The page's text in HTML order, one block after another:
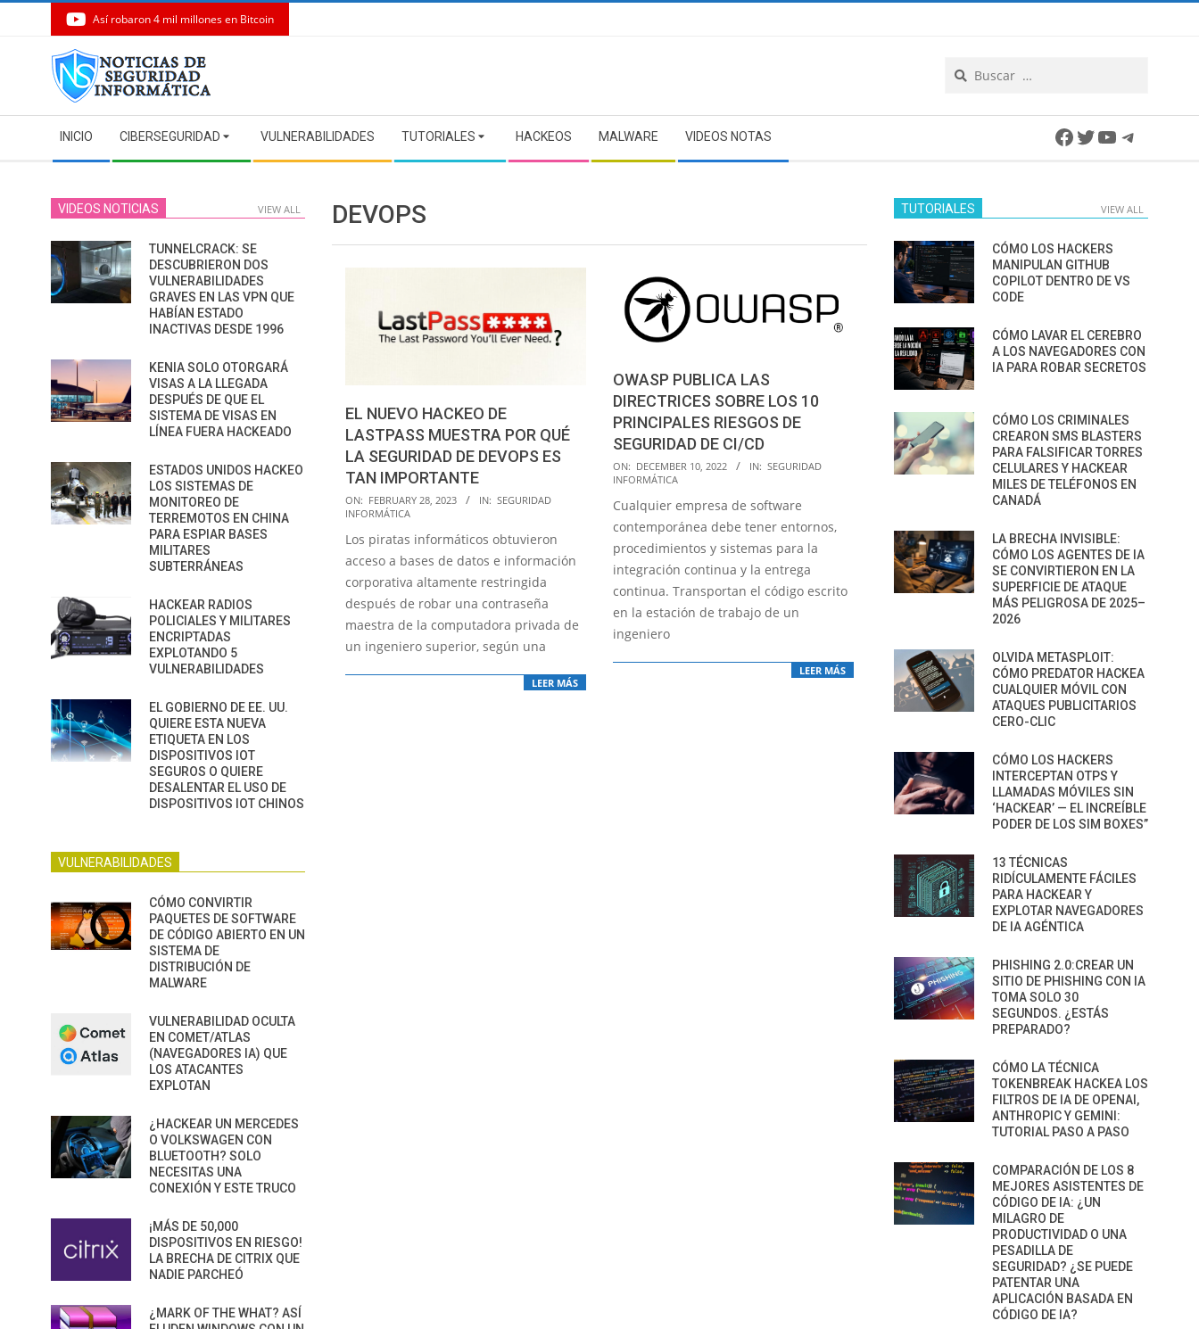
Así robaron 4 mil millones en Bitcoin
Navigation
Menu
INICIO CIBERSEGURIDAD VULNERABILIDADES TUTORIALES HACKEOS MALWARE VIDEOS NOTAS Facebook
Twitter
YouTube
DEVOPS
EL NUEVO HACKEO DE
LASTPASS MUESTRA POR QUÉ
LA SEGURIDAD DE DEVOPS ES
TAN IMPORTANTE
2023-
02-
28
ON: FEBRUARY 28, 2023 IN: SEGURIDAD
INFORMÁTICA
Los piratas informáticos obtuvieron
acceso a bases de datos e información
corporativa altamente restringida
después de robar una contraseña
maestra de la computadora privada de
un ingeniero superior, según una
LEER MÁS
OWASP PUBLICA LAS
DIRECTRICES SOBRE LOS 10
PRINCIPALES RIESGOS DE
SEGURIDAD DE CI/CD
2022-
12-
10
ON: DECEMBER 10, 2022 IN: SEGURIDAD
INFORMÁTICA
Cualquier empresa de software
contemporánea debe tener entornos,
procedimientos y sistemas para la
integración continua y la entrega
continua. Transportan el código escrito
en la estación de trabajo de un
ingeniero
LEER MÁS
VIDEOS NOTICIAS VIEW ALL
TUNNELCRACK: SE
DESCUBRIERON DOS
VULNERABILIDADES
GRAVES EN LAS VPN QUE
HABÍAN ESTADO
INACTIVAS DESDE 1996
KENIA SOLO OTORGARÁ
VISAS A LA LLEGADA
DESPUÉS DE QUE EL
SISTEMA DE VISAS EN
LÍNEA FUERA HACKEADO
ESTADOS UNIDOS HACKEO
LOS SISTEMAS DE
MONITOREO DE
TERREMOTOS EN CHINA
PARA ESPIAR BASES
MILITARES
SUBTERRÁNEAS
HACKEAR RADIOS
POLICIALES Y MILITARES
ENCRIPTADAS
EXPLOTANDO 5
VULNERABILIDADES
EL GOBIERNO DE EE. UU.
QUIERE ESTA NUEVA
ETIQUETA EN LOS
DISPOSITIVOS IOT
SEGUROS O QUIERE
DESALENTAR EL USO DE
DISPOSITIVOS IOT CHINOS
VULNERABILIDADES
CÓMO CONVIRTIR
PAQUETES DE SOFTWARE
DE CÓDIGO ABIERTO EN UN
SISTEMA DE
DISTRIBUCIÓN DE
MALWARE
VULNERABILIDAD OCULTA
EN COMET/ATLAS
(NAVEGADORES IA) QUE
LOS ATACANTES
EXPLOTAN
¿HACKEAR UN MERCEDES
O VOLKSWAGEN CON
BLUETOOTH? SOLO
NECESITAS UNA
CONEXIÓN Y ESTE TRUCO
¡MÁS DE 50,000
DISPOSITIVOS EN RIESGO!
LA BRECHA DE CITRIX QUE
NADIE PARCHEÓ
¿MARK OF THE WHAT? ASÍ
TUTORIALES VIEW ALL
CÓMO LOS HACKERS
MANIPULAN GITHUB
COPILOT DENTRO DE VS
CODE
CÓMO LAVAR EL CEREBRO
A LOS NAVEGADORES CON
IA PARA ROBAR SECRETOS
CÓMO LOS CRIMINALES
CREARON SMS BLASTERS
PARA FALSIFICAR TORRES
CELULARES Y HACKEAR
MILES DE TELÉFONOS EN
CANADÁ
LA BRECHA INVISIBLE:
CÓMO LOS AGENTES DE IA
SE CONVIRTIERON EN LA
SUPERFICIE DE ATAQUE
MÁS PELIGROSA DE 2025–
2026
OLVIDA METASPLOIT:
CÓMO PREDATOR HACKEA
CUALQUIER MÓVIL CON
ATAQUES PUBLICITARIOS
CERO-CLIC
CÓMO LOS HACKERS
INTERCEPTAN OTPS Y
LLAMADAS MÓVILES SIN
‘HACKEAR’ — EL INCREÍBLE
PODER DE LOS SIM BOXES”
13 TÉCNICAS
RIDÍCULAMENTE FÁCILES
PARA HACKEAR Y
EXPLOTAR NAVEGADORES
DE IA AGÉNTICA
PHISHING 2.0:CREAR UN
SITIO DE PHISHING CON IA
TOMA SOLO 30
SEGUNDOS. ¿ESTÁS
PREPARADO?
CÓMO LA TÉCNICA
TOKENBREAK HACKEA LOS
FILTROS DE IA DE OPENAI,
ANTHROPIC Y GEMINI:
TUTORIAL PASO A PASO
COMPARACIÓN DE LOS 8
MEJORES ASISTENTES DE
CÓDIGO DE IA: ¿UN
MILAGRO DE
PRODUCTIVIDAD O UNA
PESADILLA DE
SEGURIDAD? ¿SE PUEDE
PATENTAR UNA
APLICACIÓN BASADA EN
CÓDIGO DE IA?